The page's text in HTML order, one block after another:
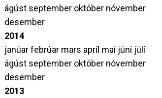
ágúst september október nóvember
desember
2014
janúarfebrúar mars apríl maí júní júlí
ágúst september október nóvember
desember
2013